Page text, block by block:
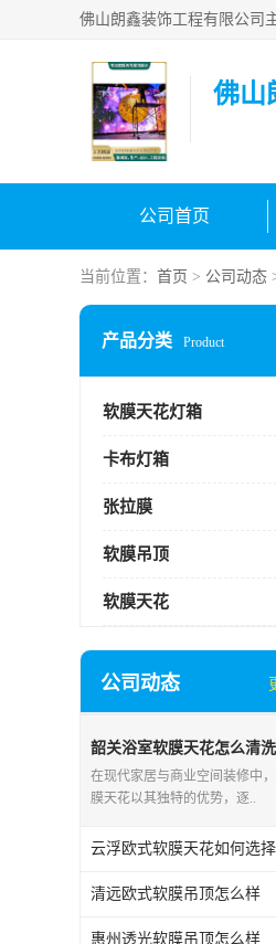
佛山
公司首页
当前位置： 首页 > 公司动态
产品分类 Product
软膜天花灯箱
卡布灯箱
张拉膜
软膜吊顶
软膜天花
公司动态
韶关浴室软膜天花怎么清洗
在现代家居与商业空间装修中
膜天花以其独特的优势，逐..
云浮欧式软膜天花如何选择
清远欧式软膜吊顶怎么样
惠州透光软膜吊顶怎么样